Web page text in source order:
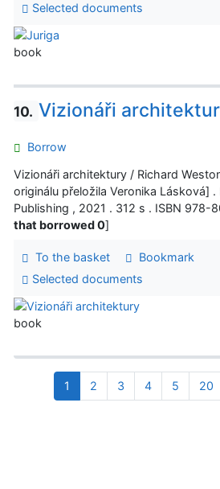
Selected documents
book
10. Vizionáři
Borrow
Vizionáři architektury / Richard
originálu přeložila Veronika Lásková]
Publishing , 2021 . 312 s . ISBN
that borrowed 0]
To the basket
Bookmark
Selected documents
book
1 2 3 4 5 20